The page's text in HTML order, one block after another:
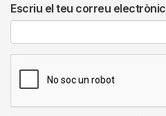
Escriu el teu correu electrònic